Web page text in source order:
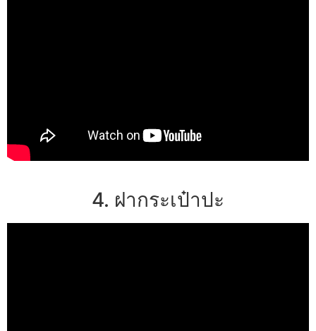
4. ฝากระเป๋าปะ